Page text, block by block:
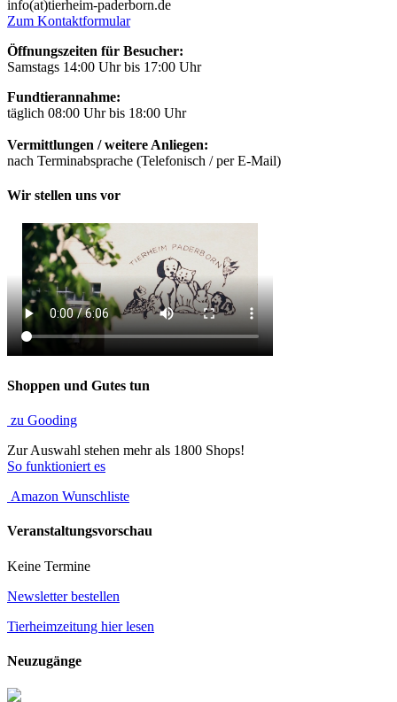
info(at)tierheim-paderborn.de
Zum Kontaktformular
Öffnungszeiten für Besucher:
Samstags 14:00 Uhr bis 17:00 Uhr
Fundtierannahme:
täglich 08:00 Uhr bis 18:00 Uhr
Vermittlungen / weitere Anliegen:
nach Terminabsprache (Telefonisch / per E-Mail)
Wir stellen uns vor
Shoppen und Gutes tun
zu Gooding
Zur Auswahl stehen mehr als 1800 Shops!
So funktioniert es
Amazon Wunschliste
Veranstaltungsvorschau
Keine Termine
Newsletter bestellen
Tierheimzeitung hier lesen
Neuzugänge